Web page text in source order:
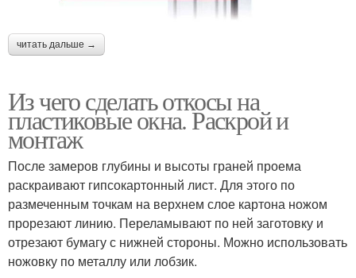
читать дальше →
Из чего сделать откосы на
пластиковые окна. Раскрой и
монтаж
После замеров глубины и высоты граней проема
раскраивают гипсокартонный лист. Для этого по
размеченным точкам на верхнем слое картона ножом
прорезают линию. Переламывают по ней заготовку и
отрезают бумагу с нижней стороны. Можно использовать
ножовку по металлу или лобзик.